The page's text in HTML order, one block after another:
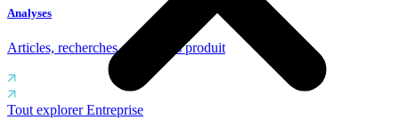
Analyses
Articles, recherches et analyses produit
Tout explorer Entreprise